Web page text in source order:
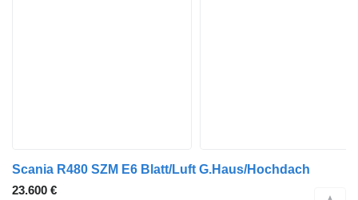
Scania R480 SZM E6 Blatt/Luft G.Haus/Hochdach
23.600 €